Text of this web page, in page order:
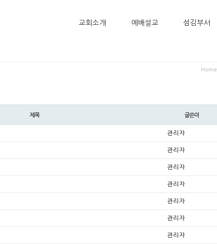
섬김부서
예배설교
교회소개
Home
제목 글쓴이
관리자
관리자
관리자
관리자
관리자
관리자
관리자